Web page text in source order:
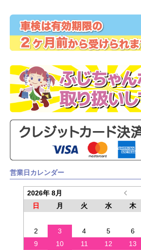
営業日カレンダー
2026年 8月
日
月 火 水 木
2
3 4 5 6
9
10 11 12 13